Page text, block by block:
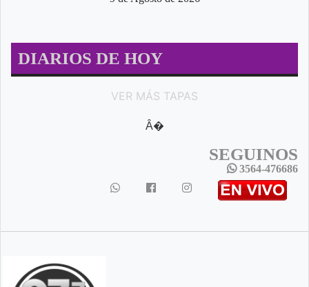
DIARIOS DE HOY
VER MÁS TAPAS
Â�
SEGUINOS
3564-476686